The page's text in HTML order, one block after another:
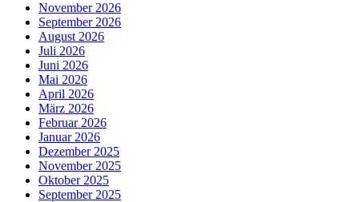
November 2026
September 2026
August 2026
Juli 2026
Juni 2026
Mai 2026
April 2026
März 2026
Februar 2026
Januar 2026
Dezember 2025
November 2025
Oktober 2025
September 2025